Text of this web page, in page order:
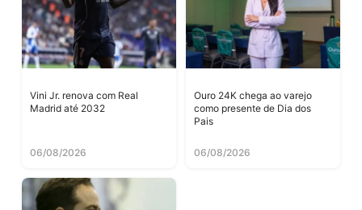
Vini Jr. renova com Real
Madrid até 2032
06/08/2026
Ouro 24K chega ao varejo
como presente de Dia dos
Pais
06/08/2026